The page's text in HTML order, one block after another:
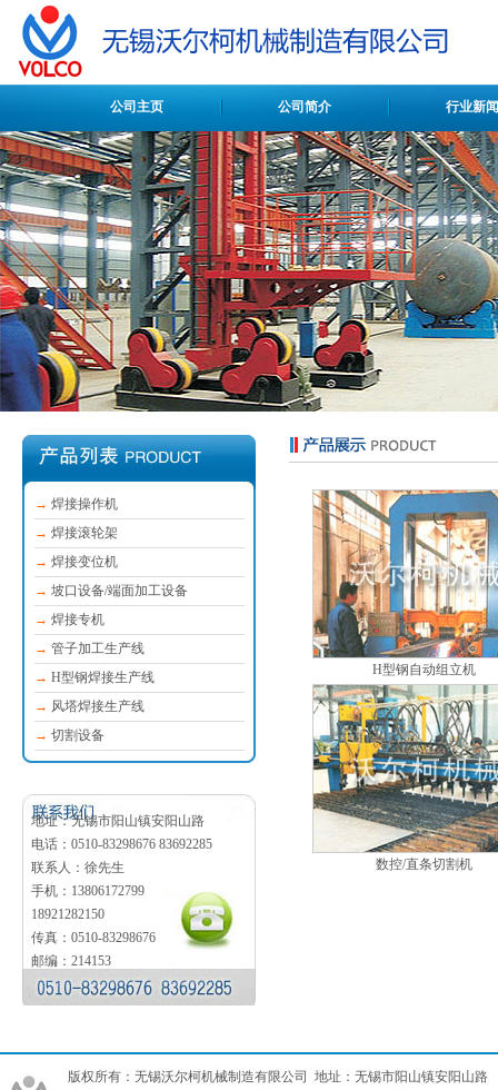
公司主页 公司简介 行业新闻
→ 焊接操作机
→ 焊接滚轮架
→ 焊接变位机
→ 坡口设备/端面加工设备
→ 焊接专机
→ 管子加工生产线
→ H型钢焊接生产线
→ 风塔焊接生产线
→ 切割设备
地址：无锡市阳山镇安阳山路
电话：0510-83298676 83692285
联系人：徐先生
手机：13806172799
18921282150
传真：0510-83298676
邮编：214153
H型钢自动组立机
数控/直条切割机
版权所有：无锡沃尔柯机械制造有限公司 地址：无锡市阳山镇安阳山路